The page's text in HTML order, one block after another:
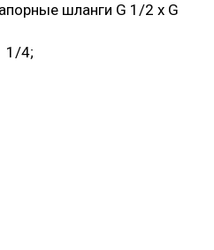
шланги G 1/2 x G
1/4;